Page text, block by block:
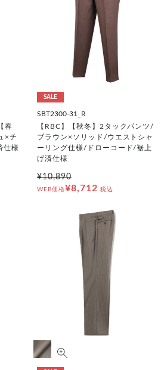
春
×チ
仕様
SALE
SBT2300-31_R
【RBC】【秋冬】2タックパンツ/
ブラウン×ソリッド/ウエストシャ
ーリング仕様/ドローコード/裾上
げ済仕様
¥10,890
WEB価格¥8,712 税込